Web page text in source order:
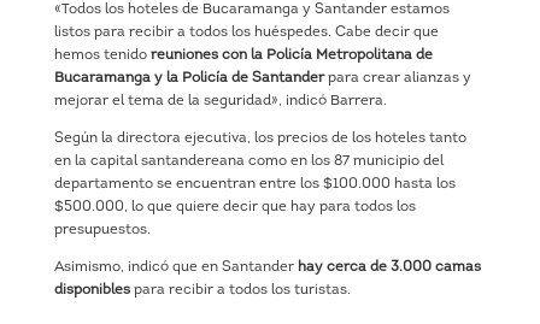
«Todos los hoteles de Bucaramanga y Santander estamos
listos para recibir a todos los huéspedes. Cabe decir que
hemos tenidoreuniones con la Policía Metropolitana de
Bucaramanga y la Policía de Santanderpara crear alianzas y
mejorar el tema de la seguridad», indicó Barrera.
Según la directora ejecutiva, los precios de los hoteles tanto
en la capital santandereana como en los 87 municipio del
departamento se encuentran entre los $100.000 hasta los
$500.000, lo que quiere decir que hay para todos los
presupuestos.
Asimismo, indicó que en Santanderhay cerca de 3.000 camas
disponiblespara recibir a todos los turistas.